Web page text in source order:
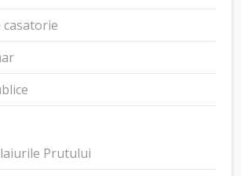
casatorie
Prutului